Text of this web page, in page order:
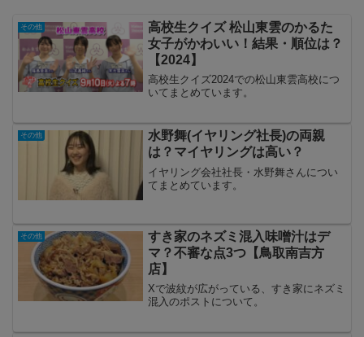
その他
高校生クイズ 松山東雲のかるた
女子がかわいい！結果・順位は？
【2024】
高校生クイズ2024での松山東雲高校につ
いてまとめています。
その他
水野舞(イヤリング社長)の両親
は？マイヤリングは高い？
イヤリング会社社長・水野舞さんについ
てまとめています。
その他
すき家のネズミ混入味噌汁はデ
マ？不審な点3つ【鳥取南吉方
店】
Xで波紋が広がっている、すき家にネズミ
混入のポストについて。